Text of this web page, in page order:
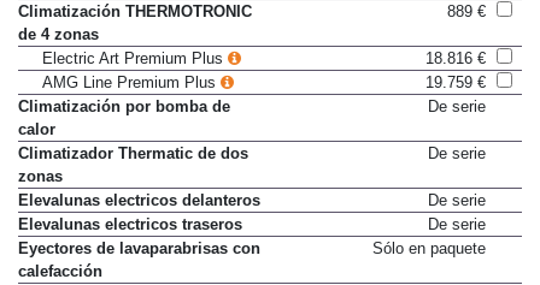
Cierre centralizado
De serie
Climatización THERMOTRONIC
de 4 zonas
Electric Art Premium Plus
18.816 €
AMG Line Premium Plus
19.759 €
Climatización por bomba de
calor
Climatizador Thermatic de dos
zonas
Elevalunas electricos delanteros
De serie
Elevalunas electricos traseros
De serie
Eyectores de lavaparabrisas con